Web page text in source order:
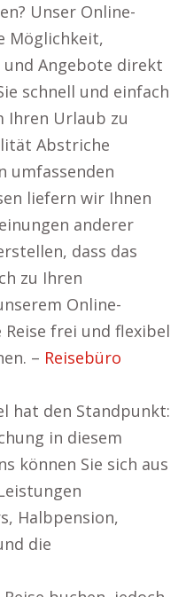
Unser Online-
Möglichkeit,
Angebote direkt
schnell und einfach
Ihren Urlaub zu
Abstriche
umfassenden
liefern wir Ihnen
anderer
dass das
zu Ihren
Online-
Reise frei und flexibel
– Reisebüro
hat den Standpunkt:
in diesem
können Sie sich aus
Halbpension,
die